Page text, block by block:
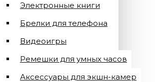
Электронные книги
Брелки для телефона
Видеоигры
Ремешки для умных часов
Аксессуары для экшн-камер